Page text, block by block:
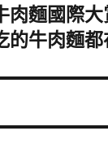
肉麵國際大
的牛肉麵